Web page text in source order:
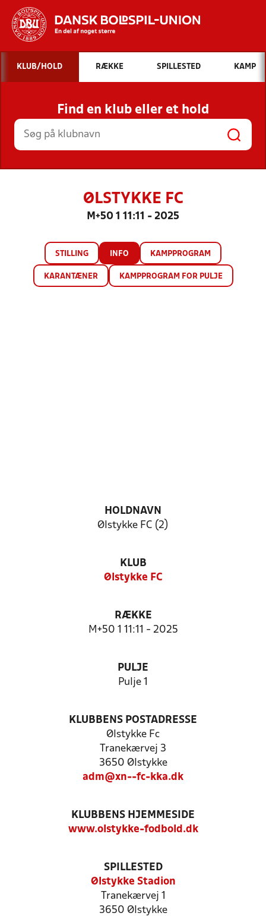
Hvad vil du søge efter?
INDHOLD OG NYHEDER
STILLINGER, RESULTATER, KLUBBER OG
HOLD
KLUB/HOLD RÆKKE SPILLESTED KAMP
Find en klub eller et hold
ØLSTYKKE FC
M+50 1 11:11 - 2025
STILLING INFO KAMPPROGRAM
KARANTÆNER KAMPPROGRAM FOR PULJE
HOLDNAVN
Ølstykke FC (2)
KLUB
Ølstykke FC
RÆKKE
M+50 1 11:11 - 2025
PULJE
Pulje 1
KLUBBENS POSTADRESSE
Ølstykke Fc
Tranekærvej 3
3650 Ølstykke
adm@xn--fc-kka.dk
KLUBBENS HJEMMESIDE
www.olstykke-fodbold.dk
SPILLESTED
Ølstykke Stadion
Tranekærvej 1
3650 Ølstykke